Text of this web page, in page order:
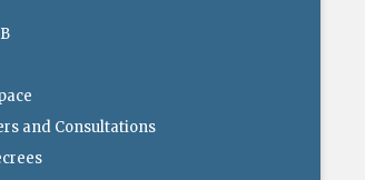
and Consultations